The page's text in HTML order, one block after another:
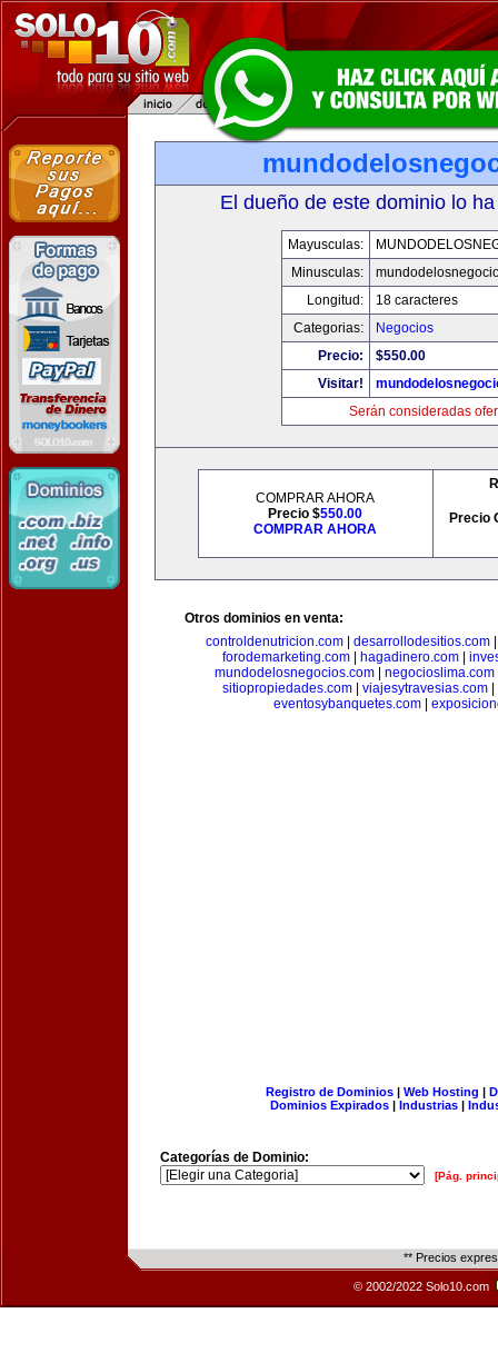
El dueño de este dominio lo
Mayusculas:
Minusculas:
Longitud:
18 caracteres
Categorias:
Negocios
Precio:
$550.00
Visitar!
Serán consideradas
COMPRAR AHORA
Precio $550.00
COMPRAR AHORA
Precio
Otros dominios en venta:
controldenutricion.com
desarrollodesitios.com
forodemarketing.com| hagadinero.com|
mundodelosnegocios.com| negocioslima.com
sitiopropiedades.com| viajesytravesias.com|
eventosybanquetes.com
Registro de Dominios| Web Hosting |
Dominios Expirados | Industrias |
Categorías de Dominio:
[Pág.
** Precios
© 2002/2022 Solo10.com